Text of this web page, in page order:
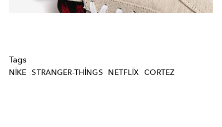
Tags
NIKE STRANGER-THINGS NETFLIX CORTEZ